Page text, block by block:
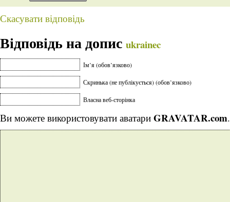
Скасувати відповідь
Відповідь на допис ukrainec
Ім’я (обов’язково)
Скринька (не публікується) (обов’язково)
Власна веб-сторінка
Ви можете використовувати аватари GRAVATAR.com.